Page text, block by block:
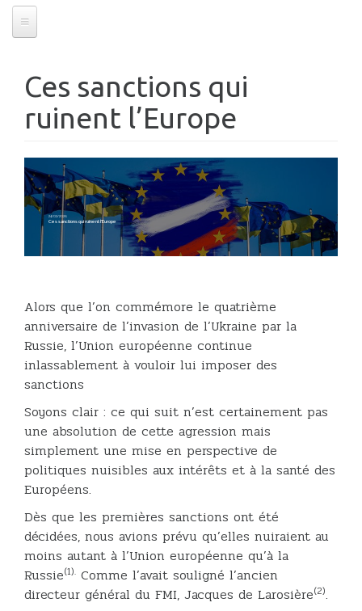
Ces sanctions qui
ruinent l’Europe
24/02/2026
Ces sanctions qui ruinent l’Europe
Alors que l’on commémore le quatrième
anniversaire de l’invasion de l’Ukraine par la
Russie, l’Union européenne continue
inlassablement à vouloir lui imposer des
sanctions
Soyons clair : ce qui suit n’est certainement pas
une absolution de cette agression mais
simplement une mise en perspective de
politiques nuisibles aux intérêts et à la santé des
Européens.
Dès que les premières sanctions ont été
décidées, nous avions prévu qu’elles nuiraient au
moins autant à l’Union européenne qu’à la
Russie(1). Comme l’avait souligné l’ancien
directeur général du FMI, Jacques de Larosière(2).